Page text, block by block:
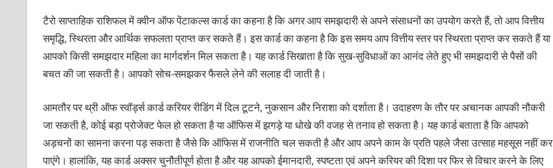
टैरो साप्‍ताहिक राशिफल में क्‍वीन ऑफ पेंटाकल्‍स कार्ड का कहना है कि अगर आप समझदारी से अपने संसाधनों का उपयोग करते हैं, तो आप वित्तीय
समृद्धि, स्थिरता और आर्थिक सफलता प्राप्‍त कर सकते हैं। इस कार्ड का कहना है कि इस समय आप वित्तीय स्‍तर पर स्थिरता प्राप्‍त कर सकते हैं या
आपको किसी समझदार महिला का मार्गदर्शन मिल सकता है। यह कार्ड सिखाता है कि सुख-सुविधाओं का आनंद लेते हुए भी समझदारी से पैसों की
बचत की जा सकती है। आपको सोच-समझकर फैसले लेने की सलाह दी जाती है।
आमतौर पर थ्री ऑफ स्‍वॉर्ड्स कार्ड करियर रीडिंग में दिल टूटने, नुकसान और निराशा को दर्शाता है। उदाहरण के तौर पर अचानक आपकी नौकरी
जा सकती है, कोई बड़ा प्रोजेक्‍ट फेल हो सकता है या ऑफिस में झगड़े या धोखे की वजह से तनाव हो सकता है। यह कार्ड बताता है कि आपको
अड़चनों का सामना करना पड़ सकता है जैसे कि ऑफिस में राजनीति चल सकती है और आप अपने काम के प्रति पहले जैसा उत्‍साह महसूस नहीं कर
पाएंगे। हालांकि, यह कार्ड अक्‍सर चुनौतीपूर्ण होता है और यह आपको ईमानदारी, स्‍पष्‍टता एवं अपने करियर की दिशा पर फिर से विचार करने के लिए